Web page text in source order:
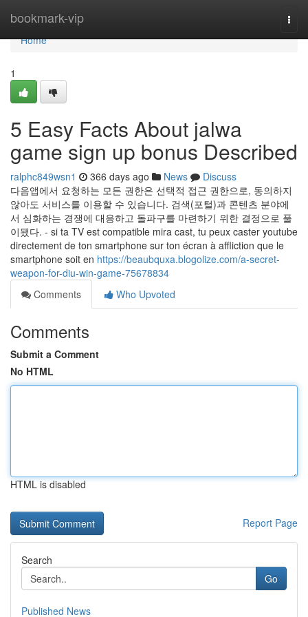
bookmark-vip
Home
Home
1
5 Easy Facts About jalwa
game sign up bonus Described
ralphc849wsn1 366 days ago News
Discuss
다음앱에서 요청하는 모든 권한은 선택적 접근 권한으로, 동의하지
않아도 서비스를 이용할 수 있습니다. 검색(포털)과 콘텐츠 분야에
서 심화하는 경쟁에 대응하고 돌파구를 마련하기 위한 결정으로 풀
이됐다. - si ta TV est compatible mira cast, tu peux caster youtube
directement de ton smartphone sur ton écran à affliction que le
smartphone soit en https://beaubquxa.blogolize.com/a-secret-
weapon-for-diu-win-game-75678834
Comments
Who Upvoted
Comments
Submit a Comment
No HTML
HTML is disabled
Report Page
Search
Go
Published News